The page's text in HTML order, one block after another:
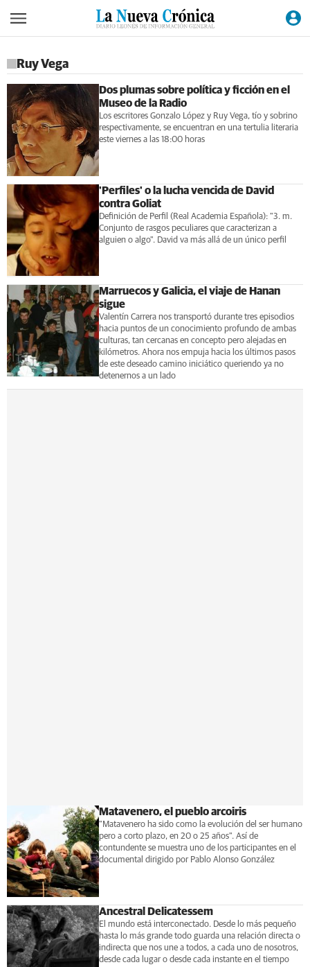
Ruy Vega
Dos plumas sobre política y ficción en el
Museo de la Radio
Los escritores Gonzalo López y Ruy Vega, tío y sobrino
respectivamente, se encuentran en una tertulia literaria
este viernes a las 18:00 horas
'Perfiles' o la lucha vencida de David
contra Goliat
Definición de Perfil (Real Academia Española): "3. m.
Conjunto de rasgos peculiares que caracterizan a
alguien o algo". David va más allá de un único perfil
Marruecos y Galicia, el viaje de Hanan
sigue
Valentín Carrera nos transportó durante tres episodios
hacia puntos de un conocimiento profundo de ambas
culturas, tan cercanas en concepto pero alejadas en
kilómetros. Ahora nos empuja hacia los últimos pasos
de este deseado camino iniciático queriendo ya no
detenernos a un lado
Matavenero, el pueblo arcoiris
"Matavenero ha sido como la evolución del ser humano
pero a corto plazo, en 20 o 25 años". Así de
contundente se muestra uno de los participantes en el
documental dirigido por Pablo Alonso González
Ancestral Delicatessem
El mundo está interconectado. Desde lo más pequeño
hasta lo más grande todo guarda una relación directa o
indirecta que nos une a todos, a cada uno de nosotros,
desde cada lugar o desde cada instante en el tiempo